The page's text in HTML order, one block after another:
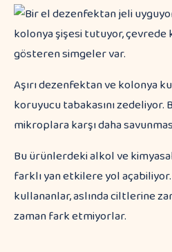
Aşırı dezenfektan ve kolonya
koruyucu tabakasını
mikroplara karşı daha
Bu ürünlerdeki alkol ve
farklı yan etkilere yol
kullananlar, aslında ciltlerine
zaman fark etmiyorlar.